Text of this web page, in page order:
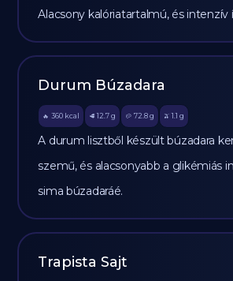
Alacsony kalóriatartalmú, és intenzív
Durum Búzadara
🔥 360 kcal 🥩 12.7 g 🥔 72.8g 🫒 1.1 g
A durum lisztből készült búzadara
szemű, és alacsonyabb a glikémiás
sima búzadaráé.
Trapista Sajt